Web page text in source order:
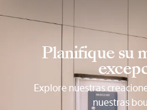
Planifique su
Explore nuestras
nuestras